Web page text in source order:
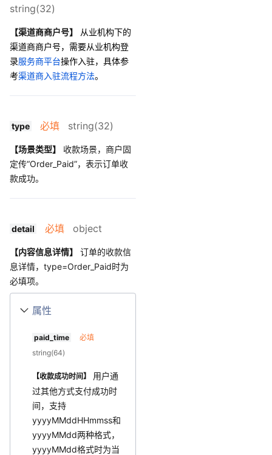
string(32)
【渠道商商户号】
从业机构下的
渠道商商户号，需要从业机构登
录服务商平台操作入驻，具体参
考渠道商入驻流程方法。
type 必填 string(32)
【场景类型】
收款场景，商户固
定传“Order_Paid”，表示订单收
款成功。
detail 必填 object
【内容信息详情】
订单的收款信
息详情，type=Order_Paid时为
必填项。
属性
paid_time
必填
string(64)
【收款成功时间】
用户通
过其他方式支付成功时
间，支持
yyyyMMddHHmmss和
yyyyMMdd两种格式，
yyyyMMdd格式时为当